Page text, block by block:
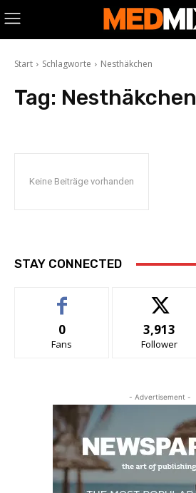
Start Schlagworte Nesthäkchen
Tag: Nesthäkchen
Keine Beiträge vorhanden
STAY CONNECTED
0
Fans
3,913
Follower
- Advertisement -